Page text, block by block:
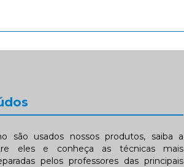
são usados nossos produtos, saiba a
eles e conheça as técnicas mais
pelos professores das principais